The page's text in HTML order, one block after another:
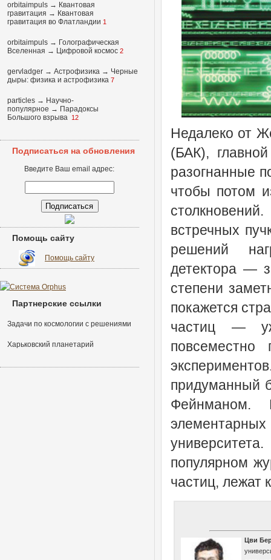
Недалеко от
(БАК),
разогнанные
чтобы потом
встречных
решений
детектора —
степени
покажется
частиц —
повсеместно
придуманный
Фейнманом.
популярном
частиц, лежат
Цви
orbitaimpuls → Квантовая
гравитация → Квантовая
гравитация во Флатландии 1
orbitaimpuls → Голографическая
Вселенная → Цифровой космос 2
gervladger → Астрофизика → Черные
дыры: физика и астрофизика 7
particles → Научно-
популярное → Парадоксы
Большого взрыва 12
Подписаться на обновления
Введите Ваш email адрес:
Помощь сайту
Помощь сайту
Партнерские ссылки
Задачи по космологии с решениями
Харьковский планетарий